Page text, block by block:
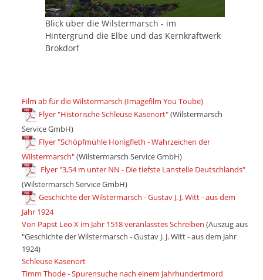
Blick über die Wilstermarsch - im
Hintergrund die Elbe und das Kernkraftwerk
Brokdorf
Film ab für die Wilstermarsch (Imagefilm You Toube)
Flyer "Historische Schleuse Kasenort"(Wilstermarsch
Service GmbH)
Flyer "Schöpfmühle Honigfleth - Wahrzeichen der
Wilstermarsch"(Wilstermarsch Service GmbH)
Flyer "3,54 m unter NN - Die tiefste Lanstelle Deutschlands"
(Wilstermarsch Service GmbH)
Geschichte der Wilstermarsch - Gustav J. J. Witt - aus dem
Jahr 1924
Von Papst Leo X im Jahr 1518 veranlasstes Schreiben (Auszug aus
"Geschichte der Wilstermarsch - Gustav J. J. Witt - aus dem Jahr
1924)
Schleuse Kasenort
Timm Thode - Spurensuche nach einem Jahrhundertmord